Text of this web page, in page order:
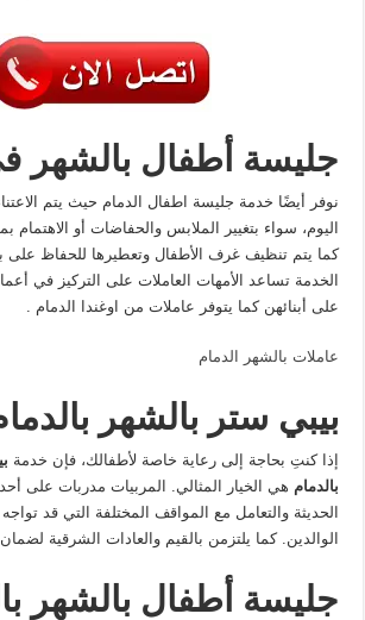
جليسة أطفال بالشهر
نوفر أيضًا خدمة جليسة اطفال الدمام حيث يتم
اليوم، سواء بتغيير الملابس والحفاضات أو الاهتمام
كما يتم تنظيف غرف الأطفال وتعطيرها للحفاظ على
الخدمة تساعد الأمهات العاملات على التركيز في
على أبنائهن كما يتوفر عاملات من اوغندا الدمام .
عاملات بالشهر الدمام
بيبي ستر بالشهر
إذا كنتِ بحاجة إلى رعاية خاصة لأطفالك، فإن خدمة
بالدمام هي الخيار المثالي. المربيات مدربات على
الحديثة والتعامل مع المواقف المختلفة التي قد
الوالدين. كما يلتزمن بالقيم والعادات الشرقية
جليسة أطفال بالشهر